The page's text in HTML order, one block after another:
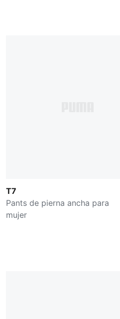
T7
Pants de pierna ancha para
mujer